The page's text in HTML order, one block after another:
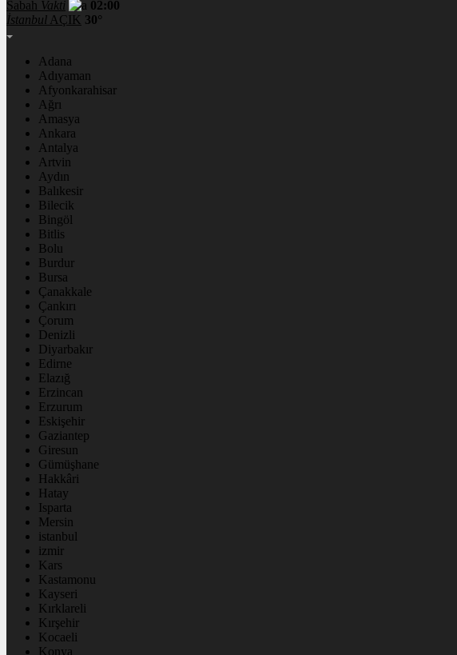
Sabah Vakti
02:00
İstanbul AÇIK 30°
Adana
Adıyaman
Afyonkarahisar
Ağrı
Amasya
Ankara
Antalya
Artvin
Aydın
Balıkesir
Bilecik
Bingöl
Bitlis
Bolu
Burdur
Bursa
Çanakkale
Çankırı
Çorum
Denizli
Diyarbakır
Edirne
Elazığ
Erzincan
Erzurum
Eskişehir
Gaziantep
Giresun
Gümüşhane
Hakkâri
Hatay
Isparta
Mersin
istanbul
izmir
Kars
Kastamonu
Kayseri
Kırklareli
Kırşehir
Kocaeli
Konya